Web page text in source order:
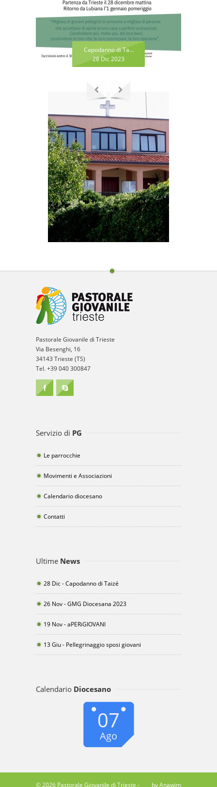
Capodanno di Ta...
28 Dic 2023
Pastorale Giovanile di Trieste
Via Besenghi, 16
34143 Trieste (TS)
Tel. +39 040 300847
Servizio di PG
Le parrocchie
Movimenti e Associazioni
Calendario diocesano
Contatti
Ultime News
28 Dic - Capodanno di Taizé
26 Nov - GMG Diocesana 2023
19 Nov - aPERiGIOVANI
13 Giu - Pellegrinaggio sposi giovani
Calendario Diocesano
07
Ago
by Anawim
© 2026 Pastorale Giovanile di Trieste -